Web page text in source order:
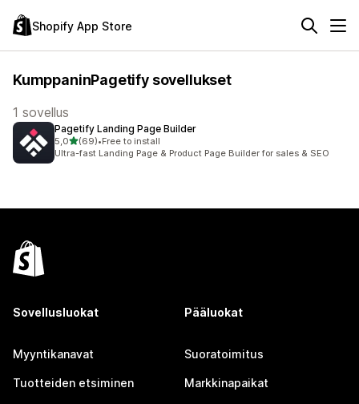
Shopify App Store
KumppaninPagetify sovellukset
1 sovellus
Pagetify Landing Page Builder
5,0/ 5 tähteä
(69)
69 arvostelua yhteensä
•Free to install
Ultra-fast Landing Page & Product Page Builder for sales & SEO
Sovellusluokat
Myyntikanavat
Tuotteiden etsiminen
Pääluokat
Suoratoimitus
Markkinapaikat